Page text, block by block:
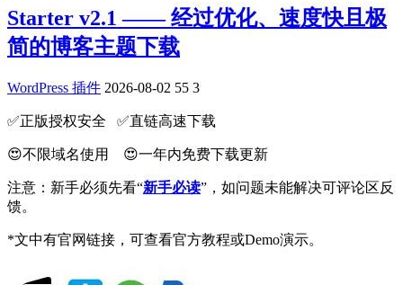
Starter v2.1 —— 经过优化、速度快且极
简的博客主题下载
WordPress 插件 2026-08-02 55 3
✅️正版授权安全 ✅️直链高速下载
😍不限域名使用 😍一年内免费下载更新
注意：新手必须先看“新手必读”，如问题未能解决可评论区反
馈。
*文中有官网链接，可查看官方教程或Demo演示。